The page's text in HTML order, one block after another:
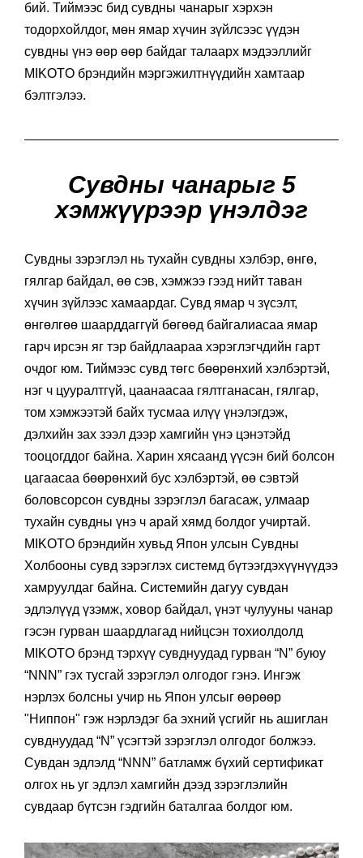
бий. Тиймээс бид сувдны чанарыг хэрхэн
тодорхойлдог, мөн ямар хүчин зүйлсээс үүдэн
сувдны үнэ өөр өөр байдаг талаарх мэдээллийг
MIKOTO брэндийн мэргэжилтнүүдийн хамтаар
бэлтгэлээ.
Сувдны чанарыг 5
хэмжүүрээр үнэлдэг
Сувдны зэрэглэл нь тухайн сувдны хэлбэр, өнгө,
гялгар байдал, өө сэв, хэмжээ гээд нийт таван
хүчин зүйлээс хамаардаг. Сувд ямар ч зүсэлт,
өнгөлгөө шаарддаггүй бөгөөд байгалиасаа ямар
гарч ирсэн яг тэр байдлаараа хэрэглэгчдийн гарт
очдог юм. Тиймээс сувд төгс бөөрөнхий хэлбэртэй,
нэг ч цууралтгүй, цаанаасаа гялтганасан, гялгар,
том хэмжээтэй байх тусмаа илүү үнэлэгдэж,
дэлхийн зах зээл дээр хамгийн үнэ цэнэтэйд
тооцогддог байна. Харин хясаанд үүсэн бий болсон
цагаасаа бөөрөнхий бус хэлбэртэй, өө сэвтэй
боловсорсон сувдны зэрэглэл багасаж, улмаар
тухайн сувдны үнэ ч арай хямд болдог учиртай.
MIKOTO брэндийн хувьд Япон улсын Сувдны
Холбооны сувд зэрэглэх системд бүтээгдэхүүнүүдээ
хамруулдаг байна. Системийн дагуу сувдан
эдлэлүүд үзэмж, ховор байдал, үнэт чулууны чанар
гэсэн гурван шаардлагад нийцсэн тохиолдолд
MIKOTO брэнд тэрхүү сувднуудад гурван “N” буюу
“NNN” гэх тусгай зэрэглэл олгодог гэнэ. Ингэж
нэрлэх болсны учир нь Япон улсыг өөрөөр
"Ниппон" гэж нэрлэдэг ба эхний үсгийг нь ашиглан
сувднуудад “N” үсэгтэй зэрэглэл олгодог болжээ.
Сувдан эдлэлд “NNN” батламж бүхий сертификат
олгох нь уг эдлэл хамгийн дээд зэрэглэлийн
сувдаар бүтсэн гэдгийн баталгаа болдог юм.